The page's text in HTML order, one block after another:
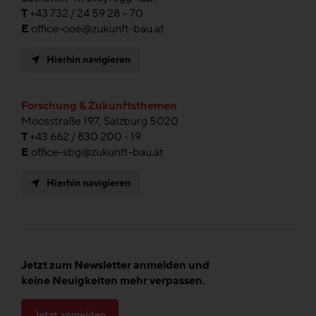
T+43 732 / 24 59 28 – 70
E office-ooe@zukunft-bau.at
Hierhin navigieren
Forschung & Zukunftsthemen
Moosstraße 197, Salzburg 5020
T+43 662 / 830 200 - 19
E office-sbg@zukunft-bau.at
Hierhin navigieren
Jetzt zum Newsletter anmelden und
keine Neuigkeiten mehr verpassen.